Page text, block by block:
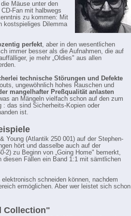
Mäuse unter den
Fan mit halbwegs
zu kommen: Mit
kostspieliges Dilemma
perfekt, aber in den wesentlichen
immer besser als die Aufnahmen, die auf
je mehr „Oldies" aus allen
technische Störungen und Defekte
ungewöhnlich hohes Rauschen und
mangelhafter Preßqualität anlasten
an Mängeln vielfach schon auf den zum
: das sind Sicherheits-Kopien oder
ist.
Young (Atlantik 250 001) auf der Stephen-
hört und dasselbe auch auf der
2) zu Beginn von „Going Home" bemerkt,
Fällen ein Band 1:1 mit sämtlichen
schneiden können, nachdem
ermöglichen. Aber wer leistet sich schon
Collection"